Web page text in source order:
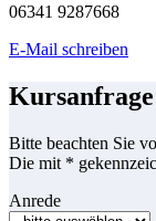
06341 9287668
E-Mail schreiben
Kursanfrage
Bitte beachten Sie
Die mit *
Anrede